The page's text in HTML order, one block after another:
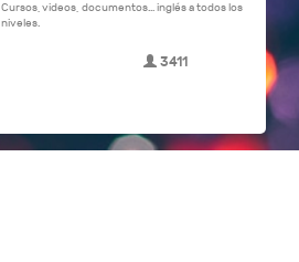
Cursos, videos, documentos... inglés a todos los
niveles.
3411